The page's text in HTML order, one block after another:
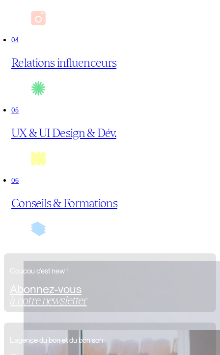
0
Relations influenceurs
0
UX & UI Design & Dév.
0
Conseils & Formations
Coucou c’est new !
Abonnez-vous
à notre newsletter
L’agence du bon et du bon son